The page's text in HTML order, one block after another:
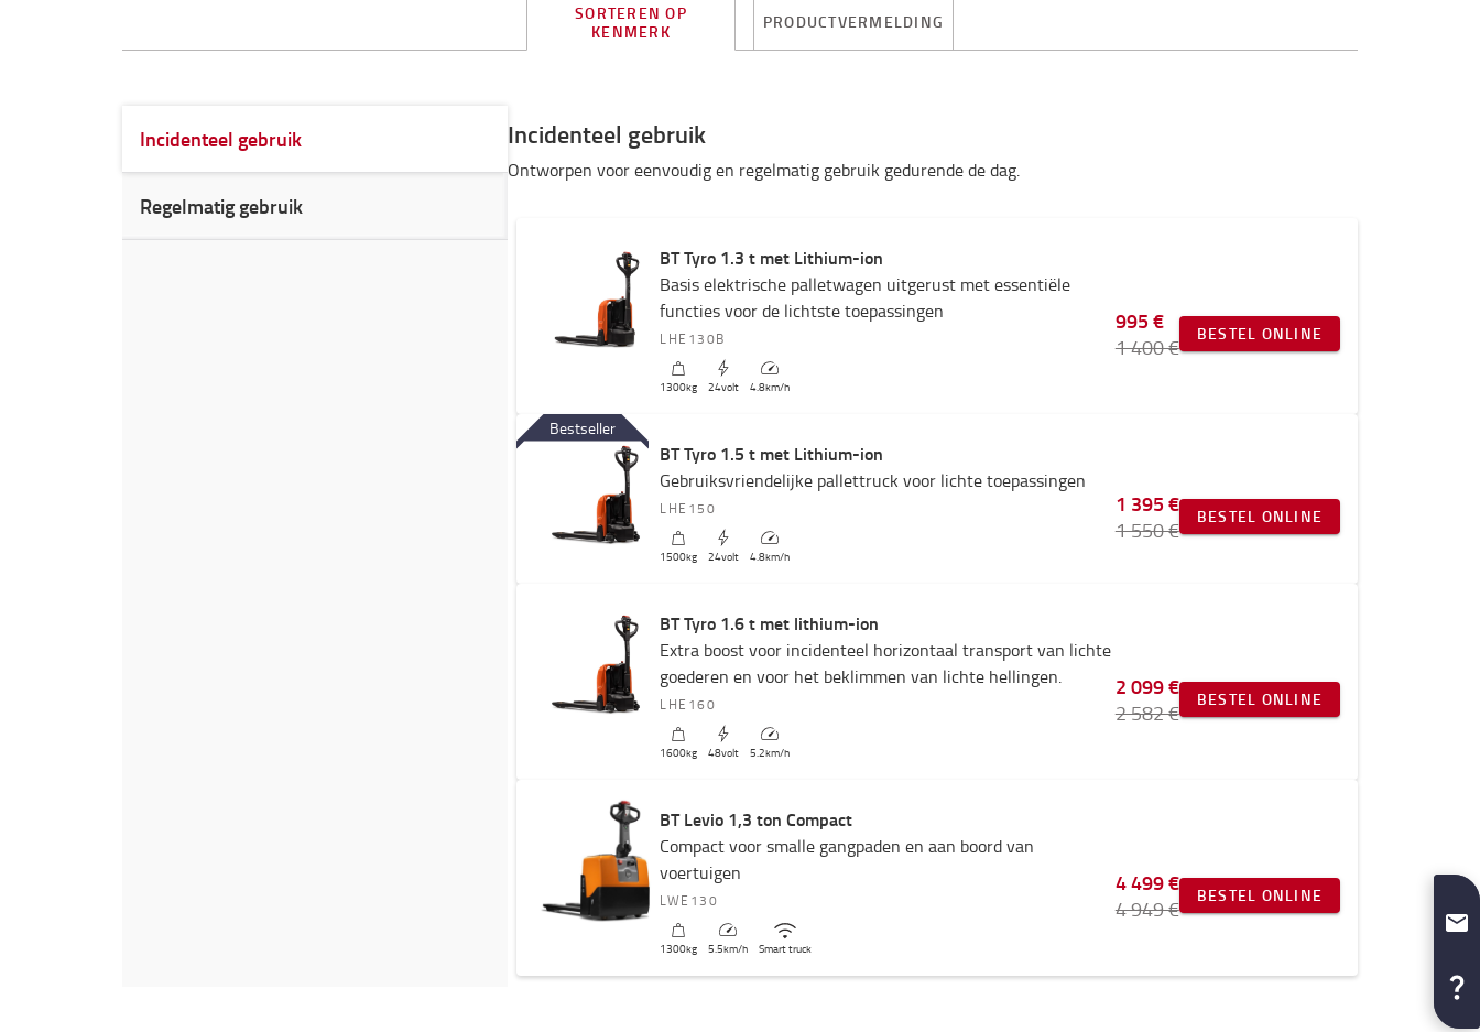
SORTEREN OP
KENMERK
PRODUCTVERMELDING
Incidenteel gebruik
Regelmatig gebruik
Incidenteel gebruik
Ontworpen voor eenvoudig en regelmatig gebruik gedurende de dag.
BT Tyro 1.3 t met Lithium-ion
Basis elektrische palletwagen uitgerust met essentiële
functies voor de lichtste toepassingen
LHE130B
1300kg 24volt 4.8km/h
995 €
1 400 €
BESTEL ONLINE
Bestseller
BT Tyro 1.5 t met Lithium-ion
Gebruiksvriendelijke pallettruck voor lichte toepassingen
LHE150
1500kg 24volt 4.8km/h
1 395 €
1 550 €
BESTEL ONLINE
BT Tyro 1.6 t met lithium-ion
Extra boost voor incidenteel horizontaal transport van lichte
goederen en voor het beklimmen van lichte hellingen.
LHE160
1600kg 48volt 5.2km/h
2 099 €
2 582 €
BESTEL ONLINE
BT Levio 1,3 ton Compact
Compact voor smalle gangpaden en aan boord van
voertuigen
LWE130
1300kg 5.5km/h Smart truck
4 499 €
4 949 €
BESTEL ONLINE